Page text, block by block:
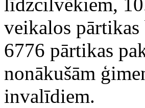
veikalos
6776 pārtikas
nonākušām
invalīdiem.